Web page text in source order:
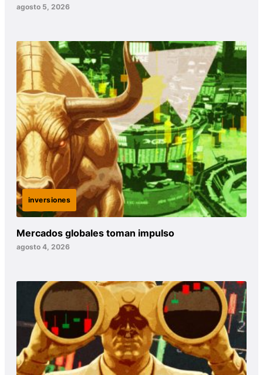
agosto 5, 2026
inversiones
Mercados globales toman impulso
agosto 4, 2026